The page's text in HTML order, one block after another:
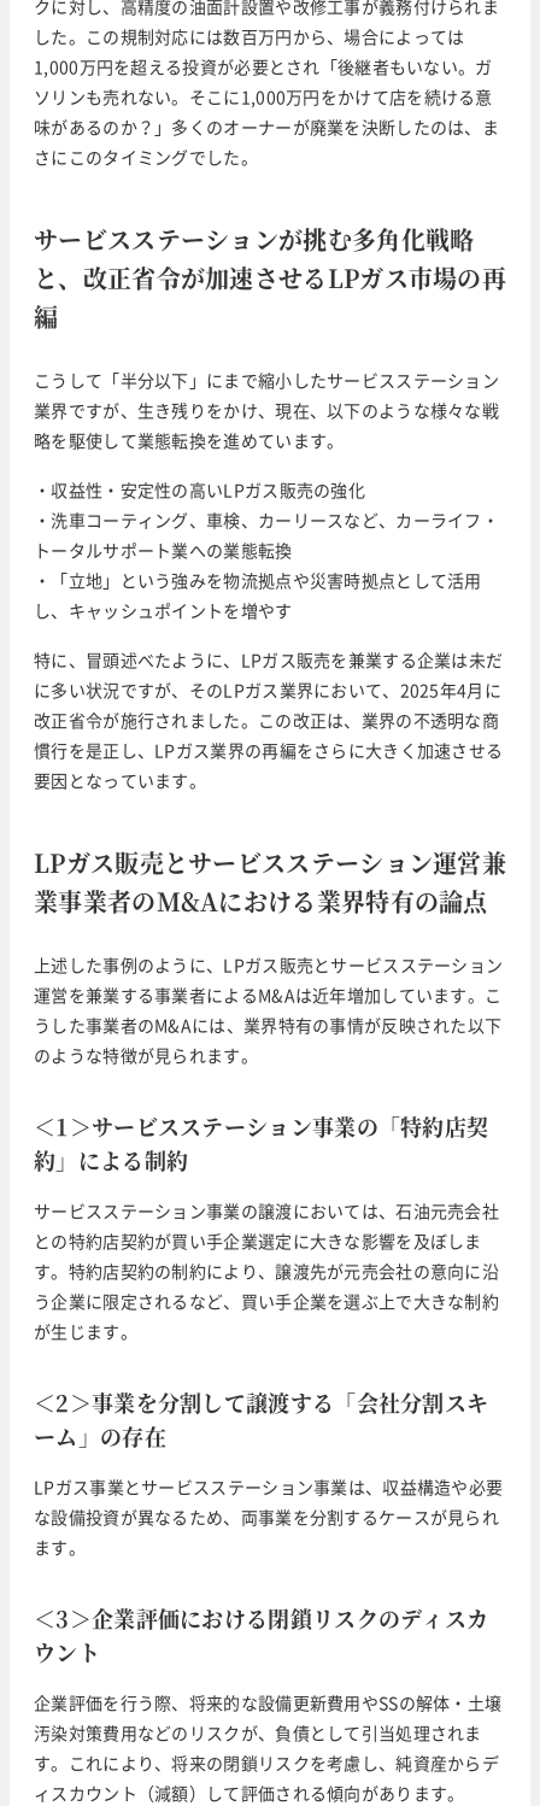
クに対し、高精度の油面計設置や改修工事が義務付けられま
した。この規制対応には数百万円から、場合によっては
1,000万円を超える投資が必要とされ「後継者もいない。ガ
ソリンも売れない。そこに1,000万円をかけて店を続ける意
味があるのか？」多くのオーナーが廃業を決断したのは、ま
さにこのタイミングでした。
サービスステーションが挑む多角化戦略
と、改正省令が加速させるLPガス市場の再
編
こうして「半分以下」にまで縮小したサービスステーション
業界ですが、生き残りをかけ、現在、以下のような様々な戦
略を駆使して業態転換を進めています。
・収益性・安定性の高いLPガス販売の強化
・洗車コーティング、車検、カーリースなど、カーライフ・
トータルサポート業への業態転換
・「立地」という強みを物流拠点や災害時拠点として活用
し、キャッシュポイントを増やす
特に、冒頭述べたように、LPガス販売を兼業する企業は未だ
に多い状況ですが、そのLPガス業界において、2025年4月に
改正省令が施行されました。この改正は、業界の不透明な商
慣行を是正し、LPガス業界の再編をさらに大きく加速させる
要因となっています。
LPガス販売とサービスステーション運営兼
業事業者のM&Aにおける業界特有の論点
上述した事例のように、LPガス販売とサービスステーション
運営を兼業する事業者によるM&Aは近年増加しています。こ
うした事業者のM&Aには、業界特有の事情が反映された以下
のような特徴が見られます。
＜1＞サービスステーション事業の「特約店契
約」による制約
サービスステーション事業の譲渡においては、石油元売会社
との特約店契約が買い手企業選定に大きな影響を及ぼしま
す。特約店契約の制約により、譲渡先が元売会社の意向に沿
う企業に限定されるなど、買い手企業を選ぶ上で大きな制約
が生じます。
＜2＞事業を分割して譲渡する「会社分割スキ
ーム」の存在
LPガス事業とサービスステーション事業は、収益構造や必要
な設備投資が異なるため、両事業を分割するケースが見られ
ます。
＜3＞企業評価における閉鎖リスクのディスカ
ウント
企業評価を行う際、将来的な設備更新費用やSSの解体・土壌
汚染対策費用などのリスクが、負債として引当処理されま
す。これにより、将来の閉鎖リスクを考慮し、純資産からデ
ィスカウント（減額）して評価される傾向があります。